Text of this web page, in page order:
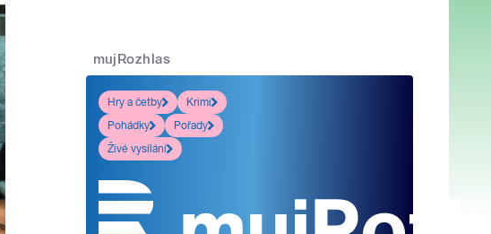
mujRozhlas
Hry a četby
Krimi
Pohádky
Pořady
Živé vysílání